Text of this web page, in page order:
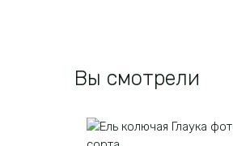
Вы смотрели